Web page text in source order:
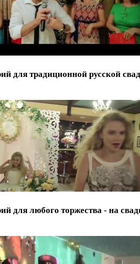
для традиционной русской
для любого торжества - на